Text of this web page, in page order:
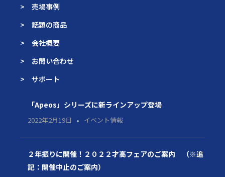
> 売場事例
> 話題の商品
> 会社概要
> お問い合わせ
> サポート
「Apeos」シリーズに新ラインアップ登場
2022年2月19日 イベント情報
２年振りに開催！２０２２才高フェアのご案内 （※追
記：開催中止のご案内）